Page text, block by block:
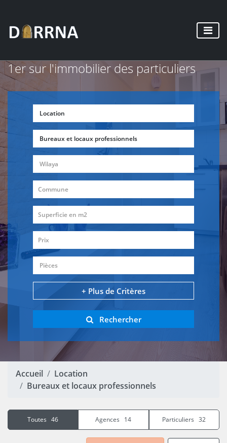
1er sur l'immobilier des particuliers
Location
Bureaux et locaux professionnels
Wilaya
Prix
Pièces
+ Plus de Critères
Rechercher
Accueil
Location
Bureaux et locaux professionnels
Toutes 46 Agences 14 Particuliers 32